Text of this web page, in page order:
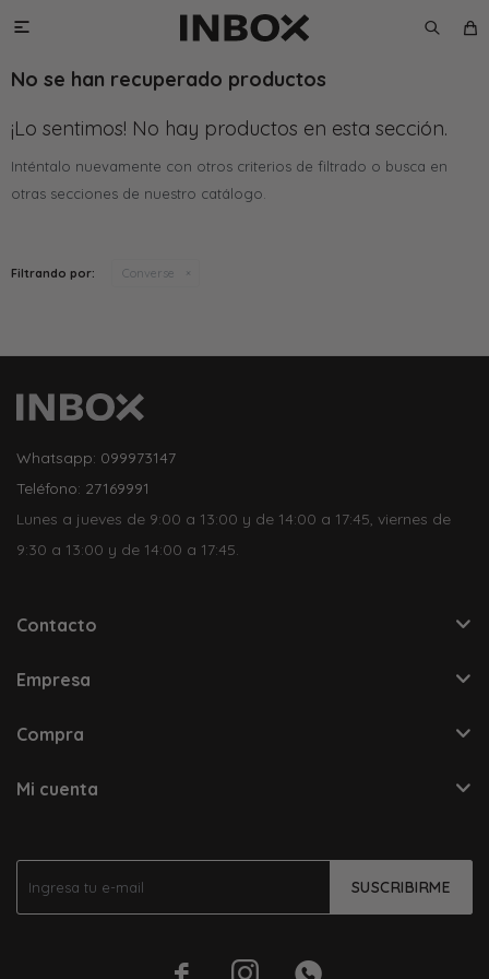

No se han recuperado productos
¡Lo sentimos! No hay productos en esta sección.
Inténtalo nuevamente con otros criterios de filtrado o busca en
otras secciones de nuestro catálogo.
Filtrando por: Converse
SUSCRIBIRME
Whatsapp: 099973147
Teléfono: 27169991
Lunes a jueves de 9:00 a 13:00 y de 14:00 a 17:45, viernes de
9:30 a 13:00 y de 14:00 a 17:45.
Contacto
Empresa
Compra
Mi cuenta